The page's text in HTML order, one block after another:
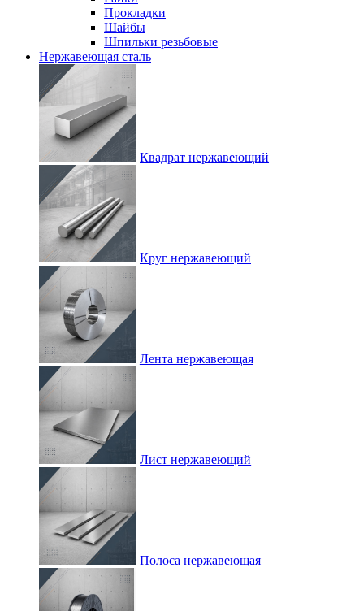
Прокладки
Шайбы
Шпильки резьбовые
Нержавеющая сталь
Квадрат нержавеющий
Круг нержавеющий
Лента нержавеющая
Лист нержавеющий
Полоса нержавеющая